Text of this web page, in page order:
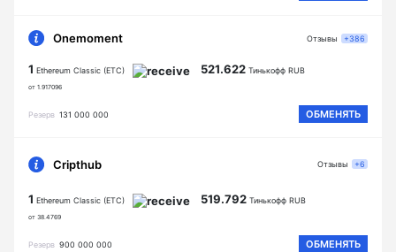
Onemoment
1 Ethereum Classic (ETC)
от 1.917096
521.622 Тинькофф RUB
Резерв 131 000 000 ОБМЕНЯТЬ
Отзывы +386
Cripthub
1 Ethereum Classic (ETC)
от 38.4769
519.792 Тинькофф RUB
Резерв 900 000 000 ОБМЕНЯТЬ
Отзывы +6